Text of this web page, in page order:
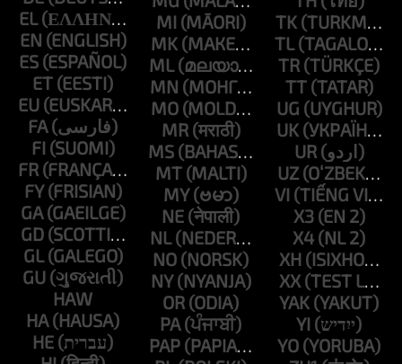
EL
EN
ES
ET
EU
FA
FI
FR
FY
GA
GD
GL
GU
HAW
HA
HE
MI
MK
ML
MN
MO
MR
MS
MT
MY
NE
NL
NO
NY
OR
PA
PAP
TK
TL
TR
TT
UG
UK
UR
UZ
VI
X3
X4
XH
XX
YAK
YI
YO